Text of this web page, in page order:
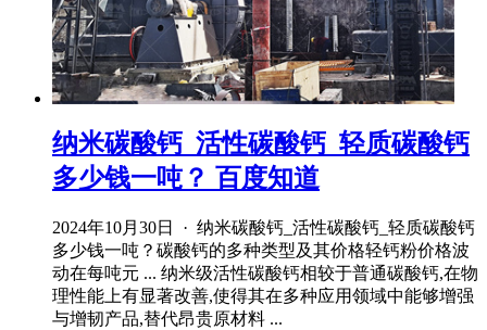
纳米碳酸钙_活性碳酸钙_轻质碳酸钙
多少钱一吨？ 百度知道
2024年10月30日 · 纳米碳酸钙_活性碳酸钙_轻质碳酸钙
多少钱一吨？碳酸钙的多种类型及其价格轻钙粉价格波
动在每吨元 ... 纳米级活性碳酸钙相较于普通碳酸钙,在物
理性能上有显著改善,使得其在多种应用领域中能够增强
与增韧产品,替代昂贵原材料 ...